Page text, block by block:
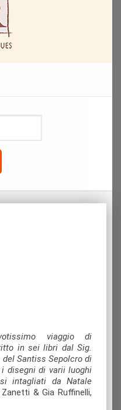
viaggio di
in sei libri dal Sig.
del Santiss Sepolcro di
i disegni di varii luoghi
intagliati da Natale
Zanetti & Gia Ruffinelli,